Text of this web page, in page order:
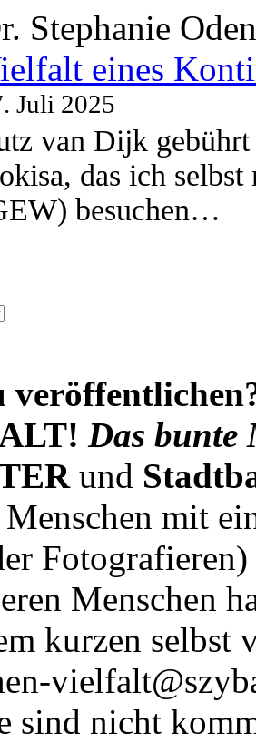
Stephanie
eines
Juli 2025
van Dijk
das ich
besuchen…
Das bunte
und
mit
Menschen
kurzen selbst
sind nicht